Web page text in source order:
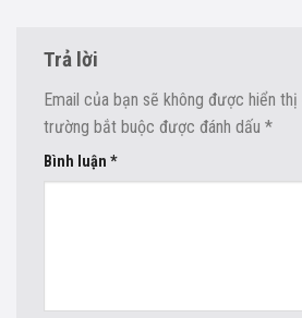
Trả lời
Email của bạn sẽ không được hiển thị
trường bắt buộc được đánh dấu *
Bình luận *